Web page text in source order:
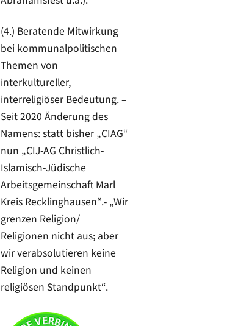
(4.) Beratende Mitwirkung
bei kommunalpolitischen
Themen von
interkultureller,
interreligiöser Bedeutung. –
Seit 2020 Änderung des
Namens: statt bisher „CIAG“
nun „CIJ-AG Christlich-
Islamisch-Jüdische
Arbeitsgemeinschaft Marl
Kreis Recklinghausen“.- „Wir
grenzen Religion/
Religionen nicht aus; aber
wir verabsolutieren keine
Religion und keinen
religiösen Standpunkt“.